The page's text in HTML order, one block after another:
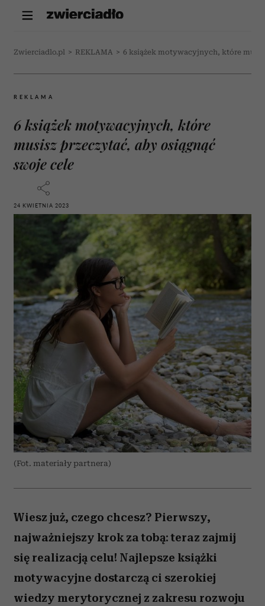
Zwierciadlo.pl > REKLAMA > 6 książek motywacyjnych, które
REKLAMA
6 książek motywacyjnych, które
musisz przeczytać, aby osiągnąć
swoje cele
24 KWIETNIA 2023
(Fot. materiały partnera)
Wiesz już, czego chcesz? Pierwszy,
najważniejszy krok za tobą: teraz zajmij
się realizacją celu! Najlepsze książki
motywacyjne dostarczą ci szerokiej
wiedzy merytorycznej z zakresu rozwoju